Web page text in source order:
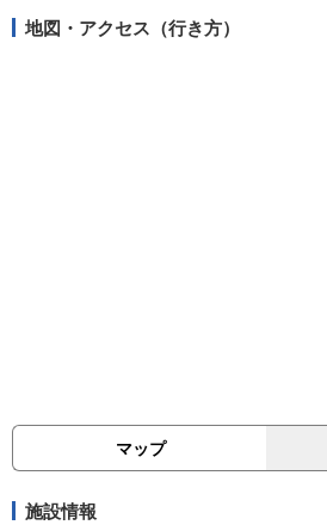
地図・アクセス（行き方）
マップ
施設情報